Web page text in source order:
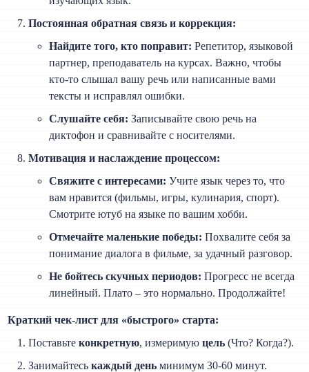
Постоянная обратная связь и коррекция:
Найдите того, кто поправит: Репетитор, языковой
партнер, преподаватель на курсах. Важно, чтобы
кто-то слышал вашу речь или написанные вами
тексты и исправлял ошибки.
Слушайте себя: Записывайте свою речь на
диктофон и сравнивайте с носителями.
Мотивация и наслаждение процессом:
Свяжите с интересами: Учите язык через то, что
вам нравится (фильмы, игры, кулинария, спорт).
Смотрите ютуб на языке по вашим хобби.
Отмечайте маленькие победы: Похвалите себя за
понимание диалога в фильме, за удачный разговор.
Не бойтесь скучных периодов: Прогресс не всегда
линейный. Плато – это нормально. Продолжайте!
Краткий чек-лист для «быстрого» старта:
Поставьтеконкретную, измеримуюцель (Что? Когда?).
Занимайтеськаждый день минимум 30-60 минут.